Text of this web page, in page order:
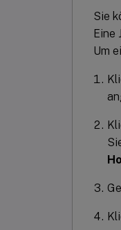
Sie
Eine
Um